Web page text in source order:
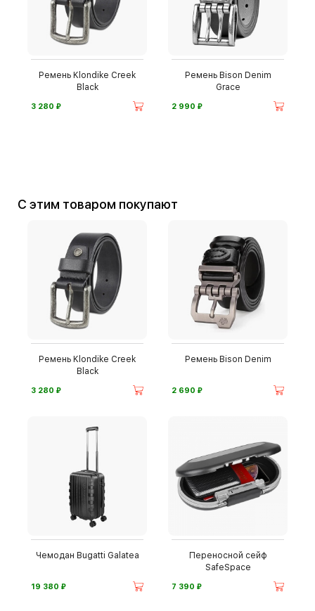
Ремень Klondike Creek
Black
3 280 ⃏
Ремень Bison Denim
Grace
2 990 ⃏
С этим товаром покупают
Ремень Klondike Creek
Black
3 280 ⃏
Ремень Bison Denim
2 690 ⃏
Чемодан Bugatti Galatea
19 380 ⃏
Переносной сейф
SafeSpace
7 390 ⃏